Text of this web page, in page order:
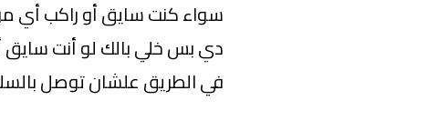
سواء كنت سايق أو راكب أي
دي بس خلي بالك لو أنت سايق
في الطريق علشان توصل